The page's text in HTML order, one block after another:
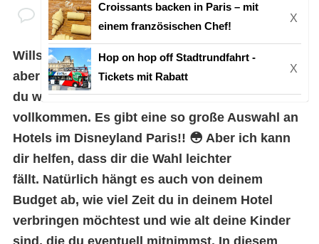
Croissants backen in Paris – mit
einem französischen Chef!
X
Hop on hop off Stadtrundfahrt -
Tickets mit Rabatt
X
Willst du nachDisneyland Parisfahren, weißt
aber nicht, welches Hotel oder welches Resort
du wählen sollst? Das verstehe ich
vollkommen. Es gibt eine so große Auswahl an
Hotels im Disneyland Paris!! 😳 Aber ich kann
dir helfen, dass dir die Wahl leichter
fällt. Natürlich hängt es auch von deinem
Budget ab, wie viel Zeit du in deinem Hotel
verbringen möchtest und wie alt deine Kinder
sind, die du eventuell mitnimmst. In diesem